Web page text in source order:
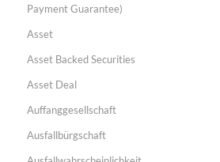
Payment Guarantee)
Asset
Asset Backed Securities
Asset Deal
Auffanggesellschaft
Ausfallbürgschaft